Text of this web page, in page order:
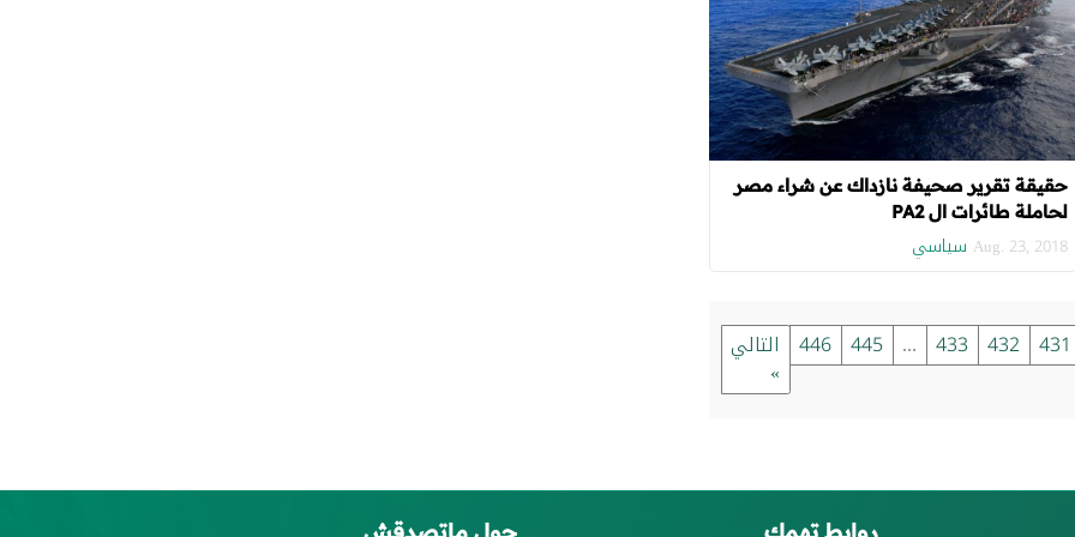
حقيقة تقرير صحيفة نازداك عن شراء مصر
لحاملة طائرات ال PA2
Aug. 23, 2018 سياسي
431
432
433
...
445
446 التالي
»
روابط تهمك حول ماتصدقش